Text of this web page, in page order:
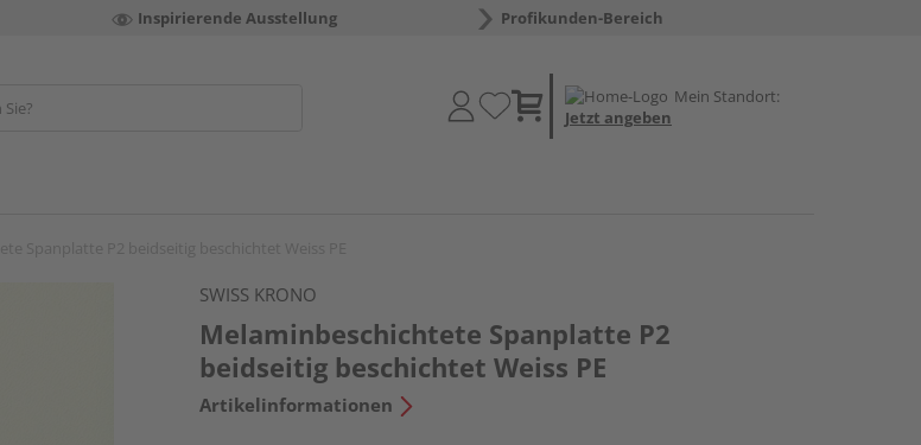
Inspirierende Ausstellung Profikunden-Bereich
Mein Standort:
Jetzt angeben
SWISS KRONO
Melaminbeschichtete Spanplatte P2
beidseitig beschichtet Weiss PE
Artikelinformationen